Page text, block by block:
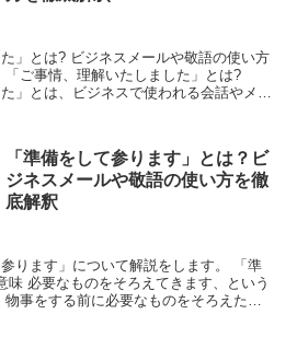
」とは? ビジネスメールや敬語の使い方
ご事情、理解いたしました」とは?
」とは、ビジネスで使われる会話やメー
「準備をして参ります」とは？ビ
ジネスメールや敬語の使い方を徹
底解釈
ります」について解説をします。 「準
味 必要なものをそろえてきます、という
事をする前に必要なものをそろえた